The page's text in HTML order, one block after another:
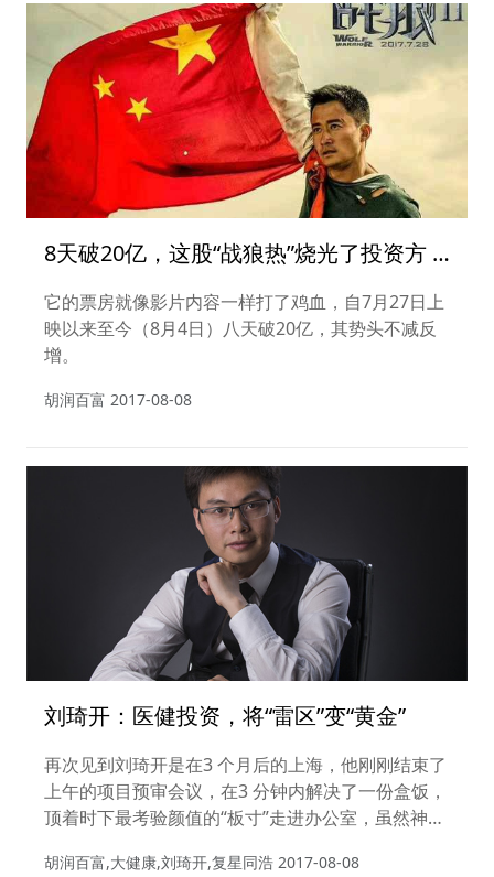
8天破20亿，这股“战狼热”烧光了投资方 |
吴京：我不能被资本“强奸”
它的票房就像影片内容一样打了鸡血，自7月27日上
映以来至今（8月4日）八天破20亿，其势头不减反
增。
胡润百富 2017-08-08
刘琦开：医健投资，将“雷区”变“黄金”
再次见到刘琦开是在3 个月后的上海，他刚刚结束了
上午的项目预审会议，在3 分钟内解决了一份盒饭，
顶着时下最考验颜值的“板寸”走进办公室，虽然神色
者”，这两个彼此和谐、亦师亦友的身份，构建起了
胡润百富,大健康,刘琦开,复星同浩 2017-08-08